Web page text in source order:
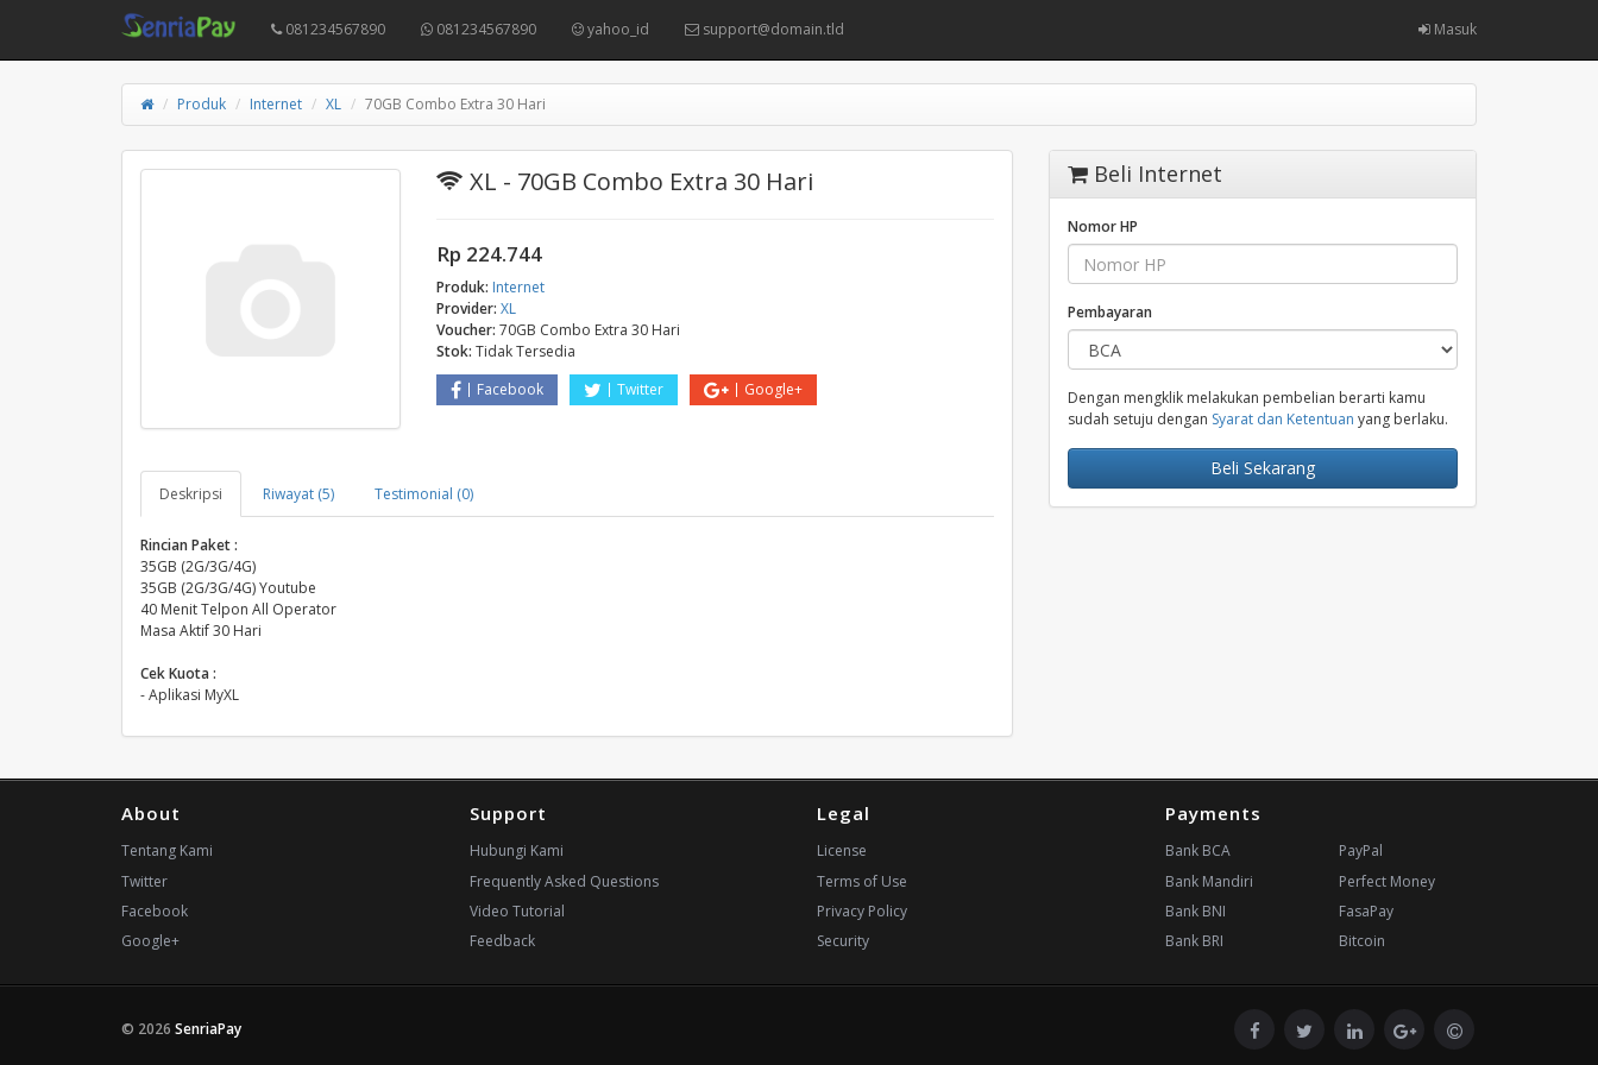
081234567890 081234567890 yahoo_id support@domain.tld Masuk
Produk Internet XL 70GB Combo Extra 30 Hari
XL - 70GB Combo Extra 30 Hari
Rp 224.744
Produk: Internet
Provider: XL
Voucher: 70GB Combo Extra 30 Hari
Stok: Tidak Tersedia
Facebook
Twitter Google+
Deskripsi Riwayat (5) Testimonial (0)
Rincian Paket :
35GB (2G/3G/4G)
35GB (2G/3G/4G) Youtube
40 Menit Telpon All Operator
Masa Aktif 30 Hari
Cek Kuota :
- Aplikasi MyXL
Beli Internet
Nomor HP
Pembayaran
Dengan mengklik melakukan pembelian berarti kamu
sudah setuju dengan Syarat dan Ketentuan yang berlaku.
Beli Sekarang
About
Tentang Kami
Twitter
Facebook
Google+
Support
Hubungi Kami
Frequently Asked Questions
Video Tutorial
Feedback
Legal
License
Terms of Use
Privacy Policy
Security
Payments
Bank BCA
Bank Mandiri
Bank BNI
Bank BRI
PayPal
Perfect Money
FasaPay
Bitcoin
© 2026 SenriaPay